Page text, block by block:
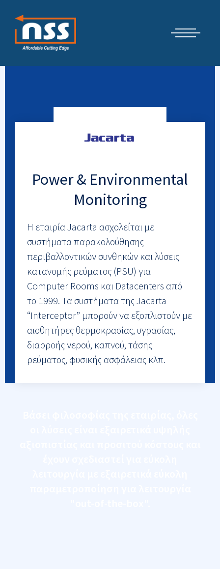
περιεχόμενο
Power & Environmental
Monitoring
Η εταιρία Jacarta ασχολείται με
συστήματα παρακολούθησης
περιβαλλοντικών συνθηκών και λύσεις
κατανομής ρεύματος (PSU) για
Computer Rooms και Datacenters από
το 1999. Τα συστήματα της Jacarta
“Interceptor” μπορούν να εξοπλιστούν με
αισθητήρες θερμοκρασίας, υγρασίας,
διαρροής νερού, καπνού, τάσης
ρεύματος, φυσικής ασφάλειας κλπ.